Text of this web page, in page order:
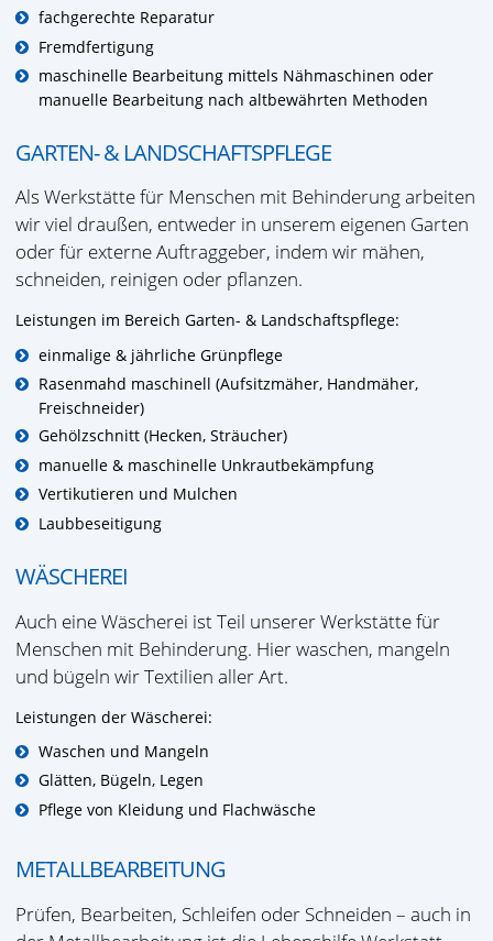
fachgerechte Reparatur
Fremdfertigung
maschinelle Bearbeitung mittels Nähmaschinen oder
manuelle Bearbeitung nach altbewährten Methoden
GARTEN- & LANDSCHAFTSPFLEGE
Als Werkstätte für Menschen mit Behinderung arbeiten
wir viel draußen, entweder in unserem eigenen Garten
oder für externe Auftraggeber, indem wir mähen,
schneiden, reinigen oder pflanzen.
Leistungen im Bereich Garten- & Landschaftspflege:
einmalige & jährliche Grünpflege
Rasenmahd maschinell (Aufsitzmäher, Handmäher,
Freischneider)
Gehölzschnitt (Hecken, Sträucher)
manuelle & maschinelle Unkrautbekämpfung
Vertikutieren und Mulchen
Laubbeseitigung
WÄSCHEREI
Auch eine Wäscherei ist Teil unserer Werkstätte für
Menschen mit Behinderung. Hier waschen, mangeln
und bügeln wir Textilien aller Art.
Leistungen der Wäscherei:
Waschen und Mangeln
Glätten, Bügeln, Legen
Pflege von Kleidung und Flachwäsche
METALLBEARBEITUNG
Prüfen, Bearbeiten, Schleifen oder Schneiden – auch in